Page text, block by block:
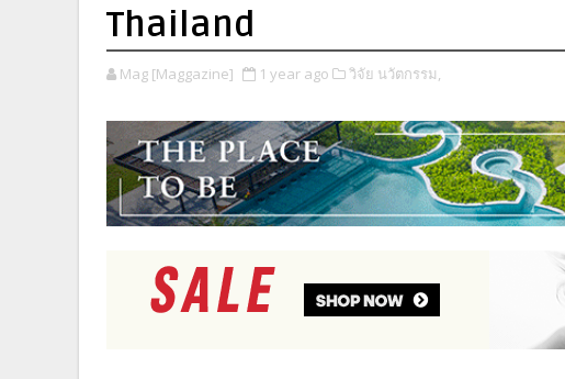
Thailand
Mag [Maggazine] 1 year ago วิจัย นวัตกรรม,